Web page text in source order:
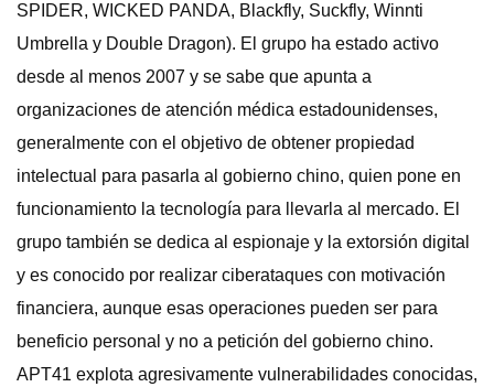
SPIDER, WICKED PANDA, Blackfly, Suckfly, Winnti
Umbrella y Double Dragon). El grupo ha estado activo
desde al menos 2007 y se sabe que apunta a
organizaciones de atención médica estadounidenses,
generalmente con el objetivo de obtener propiedad
intelectual para pasarla al gobierno chino, quien pone en
funcionamiento la tecnología para llevarla al mercado. El
grupo también se dedica al espionaje y la extorsión digital
y es conocido por realizar ciberataques con motivación
financiera, aunque esas operaciones pueden ser para
beneficio personal y no a petición del gobierno chino.
APT41 explota agresivamente vulnerabilidades conocidas,